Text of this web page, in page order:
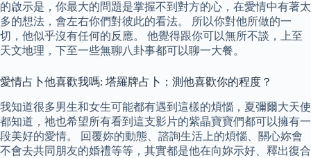
的啟示是，你最大的問題是掌握不到對方的心，在愛情中有著太
多的想法，會左右你們對彼此的看法。 所以你對他所做的一
切，他似乎沒有任何的反應。 他覺得跟你可以無所不談，上至
天文地理，下至一些無聊八卦事都可以聊一大餐。
愛情占卜他喜歡我嗎: 塔羅牌占卜：測他喜歡你的程度？
我知道很多男生和女生可能都有遇到這樣的煩惱，夏彌爾大天使
都知道，祂也希望所有看到這支影片的紫晶寶寶們都可以擁有一
段美好的愛情。 回覆妳的動態、諮詢生活上的煩惱、關心妳會
不會去共同朋友的婚禮等等，其實都是他在向妳示好、釋出復合